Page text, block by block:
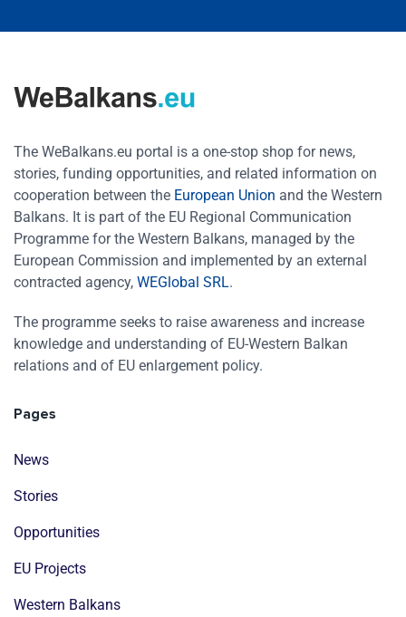
The WeBalkans.eu portal is a one-stop shop for news,
stories, funding opportunities, and related information on
cooperation between the European Union and the Western
Balkans. It is part of the EU Regional Communication
Programme for the Western Balkans, managed by the
European Commission and implemented by an external
contracted agency, WEGlobal SRL.
The programme seeks to raise awareness and increase
knowledge and understanding of EU-Western Balkan
relations and of EU enlargement policy.
Pages
News
Stories
Opportunities
EU Projects
Western Balkans